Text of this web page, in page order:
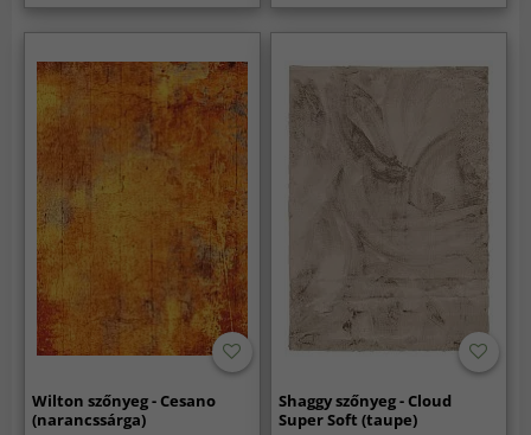
Wilton szőnyeg - Cesano
(narancssárga)
Shaggy szőnyeg - Cloud
Super Soft (taupe)